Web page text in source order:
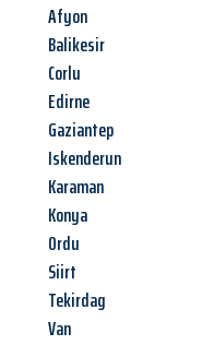
Afyon
Balikesir
Corlu
Edirne
Gaziantep
Iskenderun
Karaman
Konya
Ordu
Siirt
Tekirdag
Van